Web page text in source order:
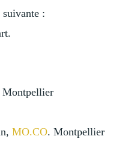
suivante :
Montpellier
MO.CO. Montpellier